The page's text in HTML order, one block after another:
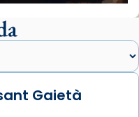
i
sant Cugat, a
Gaietà